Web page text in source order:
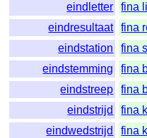
eindletter
fina
eindresultaat
fina
eindstation
fina
eindstemming
fina
eindstreep
fina
eindstrijd
fina
eindwedstrijd
fina